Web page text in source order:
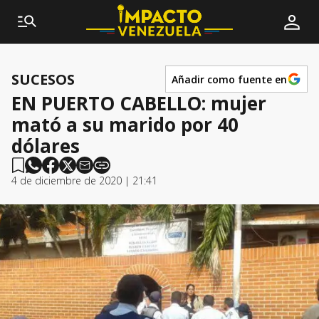
SUCESOS Añadir como fuente en
EN PUERTO CABELLO: mujer
mató a su marido por 40
dólares
4 de diciembre de 2020 | 21:41